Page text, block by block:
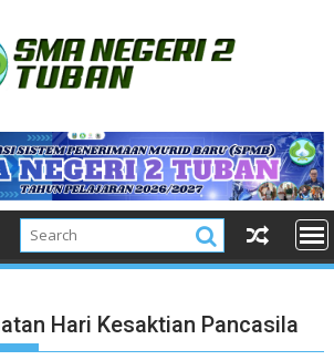
Hari Kesaktian Pancasila